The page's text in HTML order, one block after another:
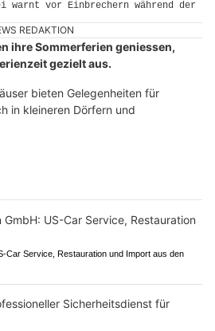
REDAKTION
ihre Sommerferien geniessen,
gezielt aus.
bieten Gelegenheiten für
in kleineren Dörfern und
Car Service, Restauration und Import aus den